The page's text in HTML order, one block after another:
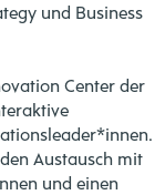
und Business
Center der
Austausch mit
und einen